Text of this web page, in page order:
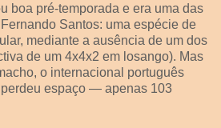
boa pré-temporada e era uma das
Santos: uma espécie de
mediante a ausência de um dos
de um 4x4x2 em losango). Mas
o internacional português
espaço — apenas 103